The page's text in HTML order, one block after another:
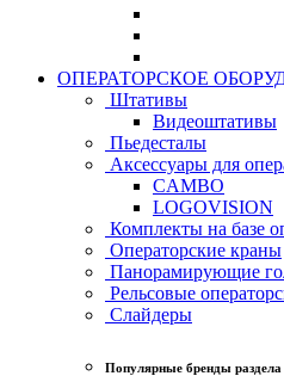
ОПЕРАТОРСКОЕ
Штативы
Видеоштативы
Пьедесталы
Аксессуары для
CAMBO
LOGOVISION
Комплекты на базе
Операторские краны
Панорамирующие
Рельсовые
Слайдеры
Популярные бренды раздела